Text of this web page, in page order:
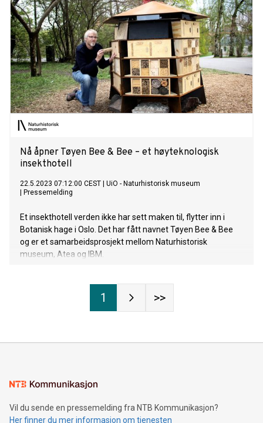
Nå åpner Tøyen Bee & Bee – et høyteknologisk
insekthotell
22.5.2023 07:12:00 CEST
UiO - Naturhistorisk museum
Pressemelding
Et insekthotell verden ikke har sett maken til, flytter inn i
Botanisk hage i Oslo. Det har fått navnet Tøyen Bee & Bee
og er et samarbeidsprosjekt mellom Naturhistorisk
museum, Atea og IBM.
1 >>
Vil du sende en pressemelding fra NTB Kommunikasjon?
Her finner du mer informasjon om tjenesten